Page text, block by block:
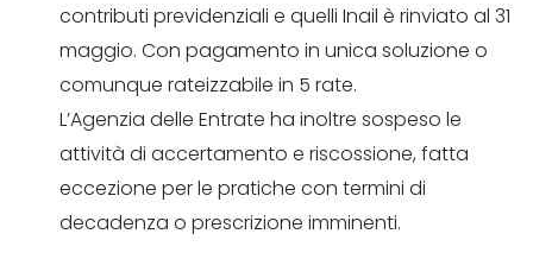
contributi previdenziali e quelli Inail è rinviato al 31
maggio. Con pagamento in unica soluzione o
comunque rateizzabile in 5 rate.
L’Agenzia delle Entrate ha inoltre sospeso le
attività di accertamento e riscossione, fatta
eccezione per le pratiche con termini di
decadenza o prescrizione imminenti.